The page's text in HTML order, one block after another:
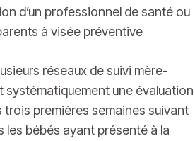
d’un professionnel de santé ou
à visée préventive
réseaux de suivi mère-
une évaluation
premières semaines suivant
les bébés ayant présenté à la